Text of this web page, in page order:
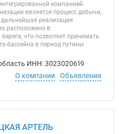
компанией.
является процесс добычи,
реализация
расположено в
что позволяет принимать
бассейна в период путины
ИНН: 3023020619
О компании
Объявления
АРТЕЛЬ